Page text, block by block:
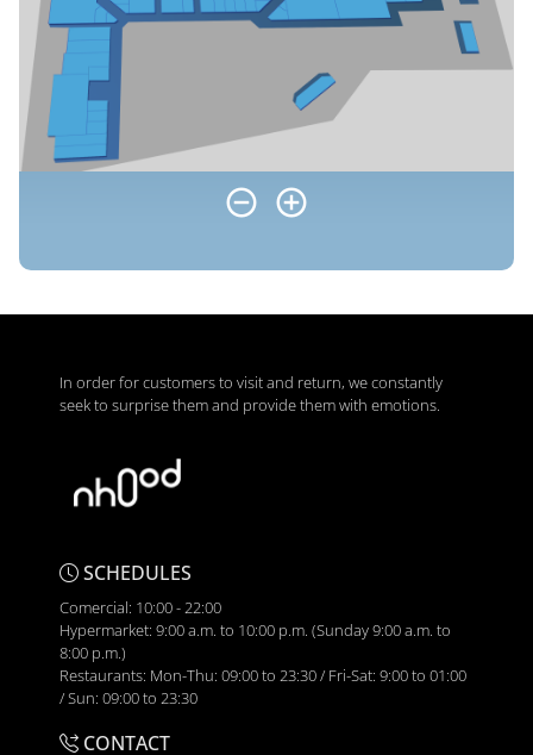
In order for customers to visit and return, we constantly
seek to surprise them and provide them with emotions.
SCHEDULES
Comercial: 10:00 - 22:00
Hypermarket: 9:00 a.m. to 10:00 p.m. (Sunday 9:00 a.m. to
8:00 p.m.)
Restaurants: Mon-Thu: 09:00 to 23:30 / Fri-Sat: 9:00 to 01:00
/ Sun: 09:00 to 23:30
CONTACT